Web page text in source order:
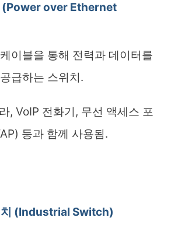
(Power over Ethernet
이블을 통해 전력과 데이터를
급하는 스위치.
, VoIP 전화기, 무선 액세스 포
등과 함께 사용됨.
치 (Industrial Switch)